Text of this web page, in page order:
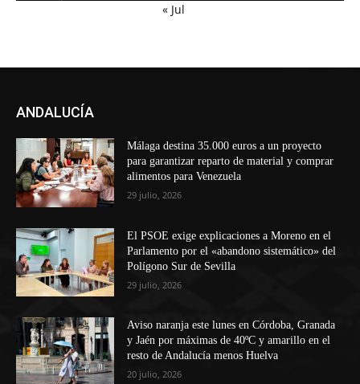
« Jul
ANDALUCÍA
Málaga destina 35.000 euros a un proyecto
para garantizar reparto de material y comprar
alimentos para Venezuela
29 julio, 2026
El PSOE exige explicaciones a Moreno en el
Parlamento por el «abandono sistemático» del
Polígono Sur de Sevilla
29 julio, 2026
Aviso naranja este lunes en Córdoba, Granada
y Jaén por máximas de 40ºC y amarillo en el
resto de Andalucía menos Huelva
20 julio, 2026